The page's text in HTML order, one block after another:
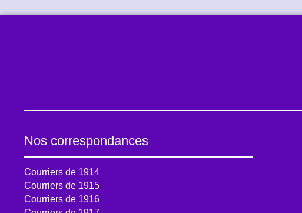
Nos correspondances
Courriers de 1914
Courriers de 1915
Courriers de 1916